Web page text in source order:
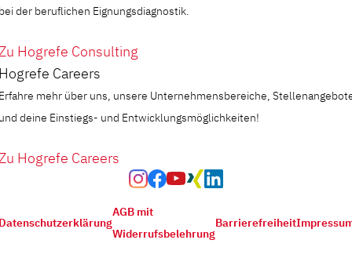
der beruflichen Eignungsdiagnostik.
Hogrefe Consulting
Careers
mehr über uns, unsere Unternehmensbereiche,
deine Einstiegs- und Entwicklungsmöglichkeiten!
Hogrefe Careers
AGB mit
Widerrufsbelehrung
Barrierefreiheit